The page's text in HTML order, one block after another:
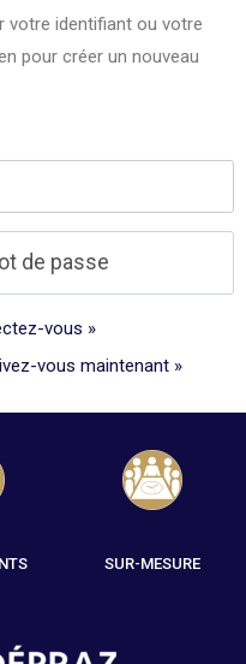
votre identifiant ou votre
pour créer un nouveau
vous »
vous maintenant »
SUR-MESURE